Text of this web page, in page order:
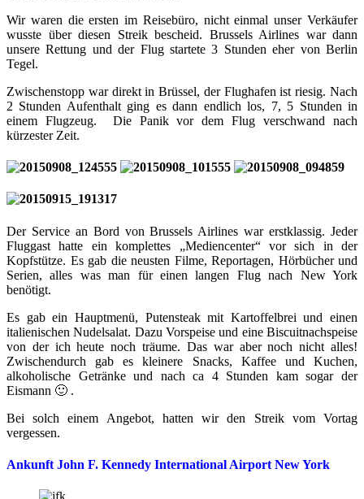
Wir waren die ersten im Reisebüro, nicht einmal unser Verkäufer
wusste über diesen Streik bescheid. Brussels Airlines war dann
unsere Rettung und der Flug startete 3 Stunden eher von Berlin
Tegel.
Zwischenstopp war direkt in Brüssel, der Flughafen ist riesig. Nach
2 Stunden Aufenthalt ging es dann endlich los, 7, 5 Stunden in
einem Flugzeug. Die Panik vor dem Flug verschwand nach
kürzester Zeit.
Der Service an Bord von Brussels Airlines war erstklassig. Jeder
Fluggast hatte ein komplettes „Mediencenter“ vor sich in der
Kopfstütze. Es gab die neusten Filme, Reportagen, Hörbücher und
Serien, alles was man für einen langen Flug nach New York
benötigt.
Es gab ein Hauptmenü, Putensteak mit Kartoffelbrei und einen
italienischen Nudelsalat. Dazu Vorspeise und eine Biscuitnachspeise
von der ich heute noch träume. Das war aber noch nicht alles!
Zwischendurch gab es kleinere Snacks, Kaffee und Kuchen,
alkoholische Getränke und nach ca 4 Stunden kam sogar der
Eismann 🙂 .
Bei solch einem Angebot, hatten wir den Streik vom Vortag
vergessen.
Ankunft John F. Kennedy International Airport New York